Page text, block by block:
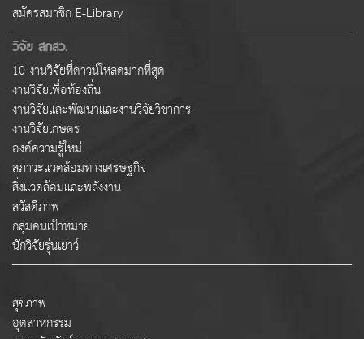
สมัครสมาชิก E-Library
วิจัย สกสว.
10 งานวิจัยที่ดาวน์โหลดมากที่สุด
งานวิจัยเพื่อท้องถิ่น
งานวิจัยและพัฒนาและงานวิจัยวิชาการ
งานวิจัยเกษตร
องค์ความรู้ใหม่
สภาวะแวดล้อมทางเศรษฐกิจ
สิ่งแวดล้อมและพลังงาน
สวัสดิภาพ
กลุ่มคนเป้าหมาย
นักวิจัยรุ่นเยาว์
สุขภาพ
อุตสาหกรรม